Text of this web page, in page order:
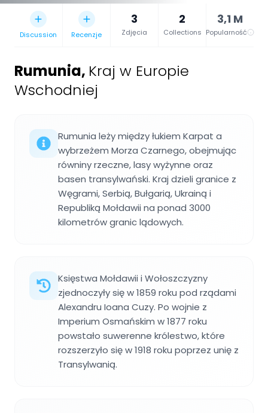
Discussion Recenzje
3
Zdjęcia
2
Collections
3,1 M
Popularność
Rumunia, Kraj w Europie
Wschodniej
Rumunia leży między łukiem Karpat a
wybrzeżem Morza Czarnego, obejmując
równiny rzeczne, lasy wyżynne oraz
basen transylwański. Kraj dzieli granice z
Węgrami, Serbią, Bułgarią, Ukrainą i
Republiką Mołdawii na ponad 3000
kilometrów granic lądowych.
Księstwa Mołdawii i Wołoszczyzny
zjednoczyły się w 1859 roku pod rządami
Alexandru Ioana Cuzy. Po wojnie z
Imperium Osmańskim w 1877 roku
powstało suwerenne królestwo, które
rozszerzyło się w 1918 roku poprzez unię z
Transylwanią.